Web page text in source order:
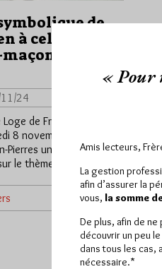
de
à celle de la
11/24
Loge de France organise
8 novembre à
Pierres une conférence
le thème De la…
0 commentaire
« Pour
Amis lecteurs,
La gestion
afin d’assurer la
vous, la somme
De plus, afin de
découvrir un peu
dans tous les cas,
nécessaire.*